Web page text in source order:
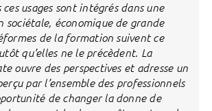
ces usages sont intégrés dans une
sociétale, économique de grande
de la formation suivent ce
qu’elles ne le précèdent. La
ouvre des perspectives et adresse un
par l’ensemble des professionnels
de changer la donne de